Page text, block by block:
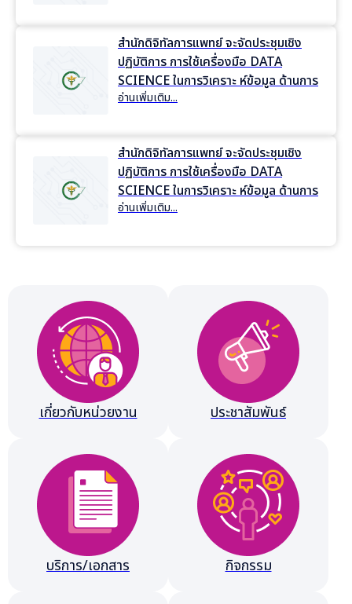
สำนักดิจิทัลการแพทย์ จะจัดประชุมเชิง
ปฏิบัติการ การใช้เครื่องมือ DATA
SCIENCE ในการวิเคราะ ห์ข้อมูล ด้านการ
แพทย์และสุขภาพ ครั้งที่ 3
อ่านเพิ่มเติม...
สำนักดิจิทัลการแพทย์ จะจัดประชุมเชิง
ปฏิบัติการ การใช้เครื่องมือ DATA
SCIENCE ในการวิเคราะ ห์ข้อมูล ด้านการ
แพทย์และสุขภาพ ครั้งที่ 2
อ่านเพิ่มเติม...
เกี่ยวกับหน่วยงาน ประชาสัมพันธ์
บริการ/เอกสาร กิจกรรม